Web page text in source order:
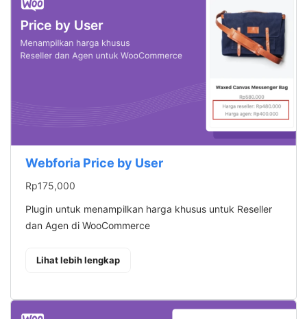
Webforia Price by User
Rp175,000
Plugin untuk menampilkan harga khusus untuk Reseller
dan Agen di WooCommerce
Lihat lebih lengkap: Webforia Price by User